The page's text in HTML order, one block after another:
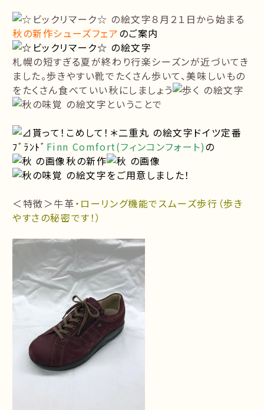
８月２１日から始まる
秋の新作シューズフェアのご案内
札幌の短すぎる夏が終わり行楽シーズンが近づいてき
ました。歩きやすい靴でたくさん歩いて、美味しいもの
をたくさん食べていい秋にしましょう
ということで
ドイツ定番
ﾌﾞﾗﾝﾄﾞ Finn Comfort(フィンコンフォート)の
秋の新作
をご用意しました！
＜特徴＞牛革・ローリング機能でスムーズ歩行（歩き
やすさの秘密です！）